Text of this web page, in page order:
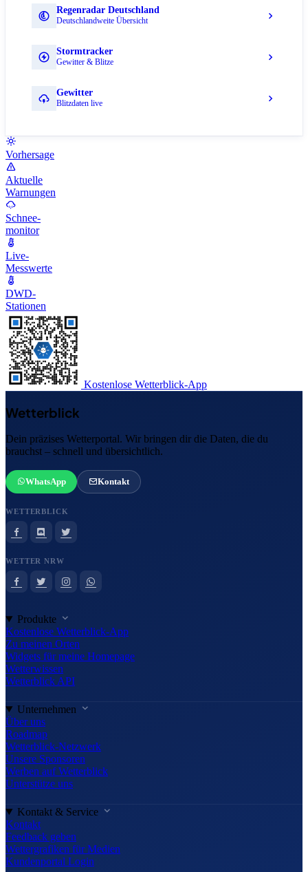
Regenradar Deutschland
Deutschlandweite Übersicht
Stormtracker
Gewitter & Blitze
Gewitter
Blitzdaten live
Vorhersage
Aktuelle
Warnungen
Schnee-
monitor
Live-
Messwerte
DWD-
Stationen
Kostenlose Wetterblick-App
Wetterblick
Dein präzises Wetterportal. Wir bringen dir die Daten, die du
brauchst – schnell und übersichtlich.
WhatsApp Kontakt
WETTERBLICK
WETTER NRW
Produkte
Kostenlose Wetterblick-App
Zu meinen Orten
Widgets für meine Homepage
Wetterwissen
Wetterblick API
Unternehmen
Über uns
Roadmap
Wetterblick-Netzwerk
Unsere Sponsoren
Werben auf Wetterblick
Unterstütze uns
Kontakt & Service
Kontakt
Feedback geben
Wettergrafiken für Medien
Kundenportal Login